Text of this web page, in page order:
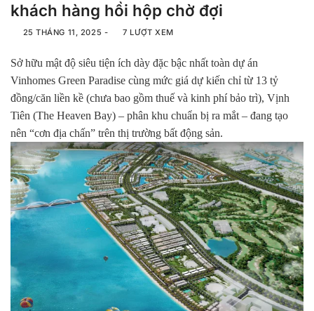
khách hàng hồi hộp chờ đợi
25 THÁNG 11, 2025 - 7 LƯỢT XEM
Sở hữu mật độ siêu tiện ích dày đặc bậc nhất toàn dự án
Vinhomes Green Paradise cùng mức giá dự kiến chỉ từ 13 tỷ
đồng/căn liền kề (chưa bao gồm thuế và kinh phí bảo trì), Vịnh
Tiên (The Heaven Bay) – phân khu chuẩn bị ra mắt – đang tạo
nên “cơn địa chấn” trên thị trường bất động sản.